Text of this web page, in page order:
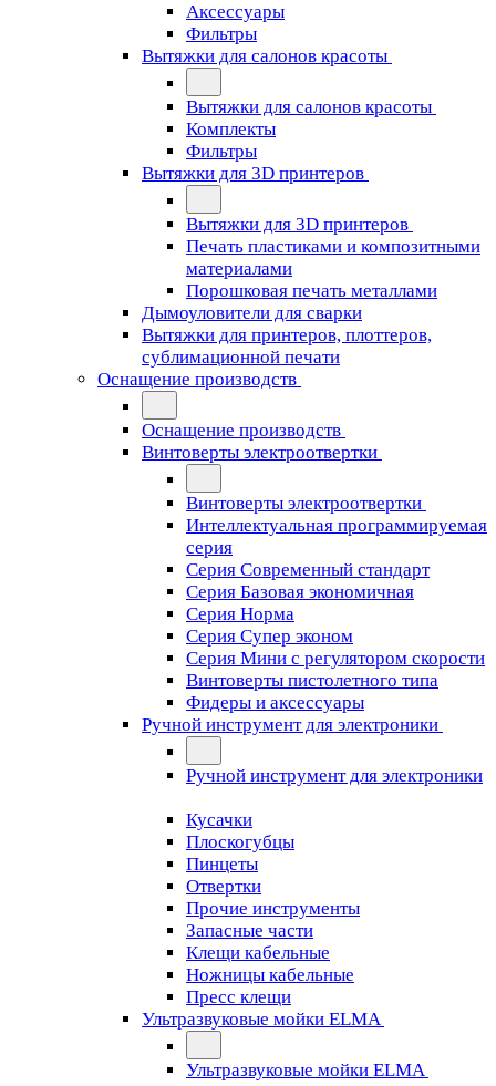
Аксессуары
Фильтры
Вытяжки для салонов красоты
Вытяжки для салонов красоты
Комплекты
Фильтры
Вытяжки для 3D принтеров
Вытяжки для 3D принтеров
Печать пластиками и композитными
материалами
Порошковая печать металлами
Дымоуловители для сварки
Вытяжки для принтеров, плоттеров,
сублимационной печати
Оснащение производств
Оснащение производств
Винтоверты электроотвертки
Винтоверты электроотвертки
Интеллектуальная программируемая
серия
Серия Современный стандарт
Серия Базовая экономичная
Серия Норма
Серия Cупер эконом
Серия Мини с регулятором скорости
Винтоверты пистолетного типа
Фидеры и аксессуары
Ручной инструмент для электроники
Ручной инструмент для электроники
Кусачки
Плоскогубцы
Пинцеты
Отвертки
Прочие инструменты
Запасные части
Клещи кабельные
Ножницы кабельные
Пресс клещи
Ультразвуковые мойки ELMA
Ультразвуковые мойки ELMA